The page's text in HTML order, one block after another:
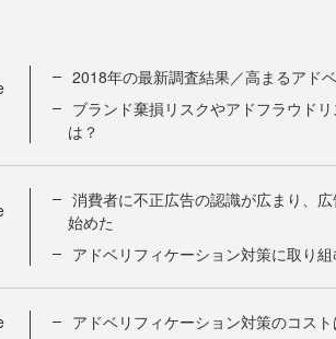
2018年の最新調査結果／高まるアド
ブランド棄損リスクやアドフラウド
は？
消費者に不正広告の認識が広まり、
始めた
アドベリフィケーション対策に取り
アドベリフィケーション対策のコス